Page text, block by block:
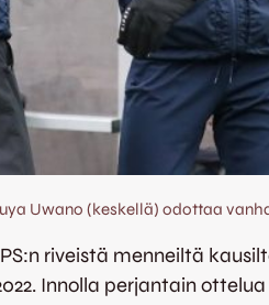
Uwano (keskellä) odottaa
riveistä menneiltä
Innolla perjantain